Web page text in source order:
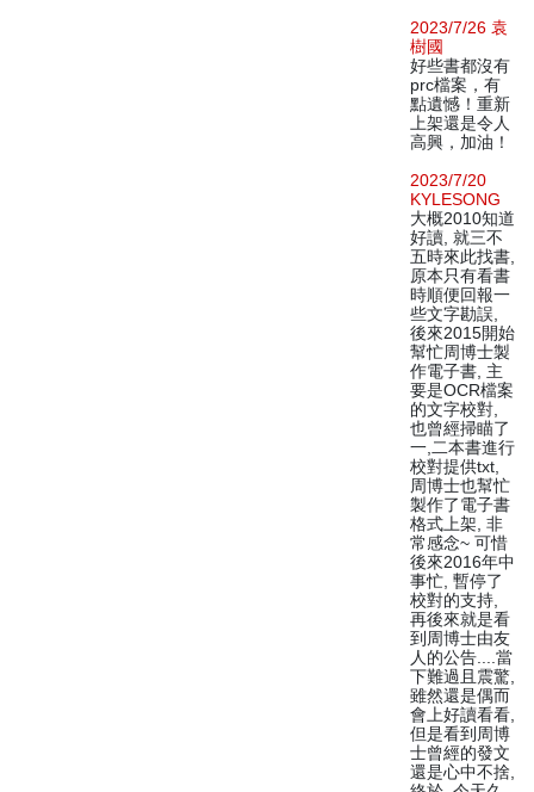
2023/7/26 袁
樹國
好些書都沒有
prc檔案，有
點遺憾！重新
上架還是令人
高興，加油！
2023/7/20
KYLESONG
大概2010知道
好讀, 就三不
五時來此找書,
原本只有看書
時順便回報一
些文字勘誤,
後來2015開始
幫忙周博士製
作電子書, 主
要是OCR檔案
的文字校對,
也曾經掃瞄了
一,二本書進行
校對提供txt,
周博士也幫忙
製作了電子書
格式上架, 非
常感念~ 可惜
後來2016年中
事忙, 暫停了
校對的支持,
再後來就是看
到周博士由友
人的公告....當
下難過且震驚,
雖然還是偶而
會上好讀看看,
但是看到周博
士曾經的發文
還是心中不捨,